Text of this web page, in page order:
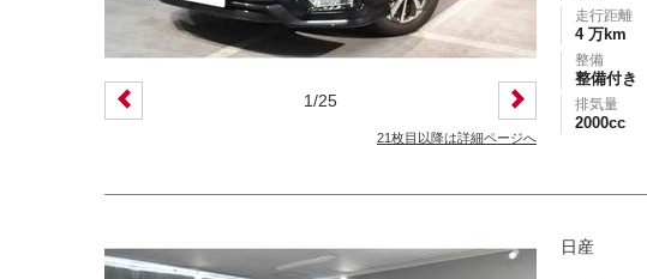
1/25
21枚目以降は詳細ページへ
走行距離
4 万km
整備
整備付き
排気量
2000cc
日産